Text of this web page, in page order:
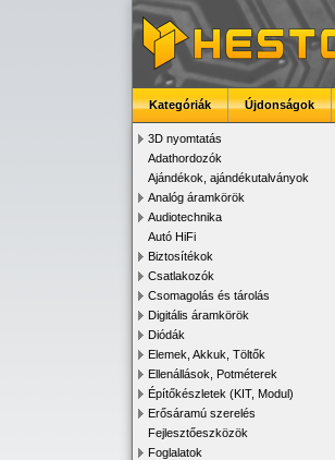
Kategóriák Újdonságok
3D nyomtatás
Adathordozók
Ajándékok, ajándékutalványok
Analóg áramkörök
Audiotechnika
Autó HiFi
Biztosítékok
Csatlakozók
Csomagolás és tárolás
Digitális áramkörök
Diódák
Elemek, Akkuk, Töltők
Ellenállások, Potméterek
Építőkészletek (KIT, Modul)
Erősáramú szerelés
Fejlesztőeszközök
Foglalatok